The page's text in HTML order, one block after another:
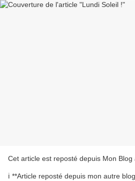
Cet article est reposté depuis Mon Blog
ℹ️ **Article reposté depuis mon autre